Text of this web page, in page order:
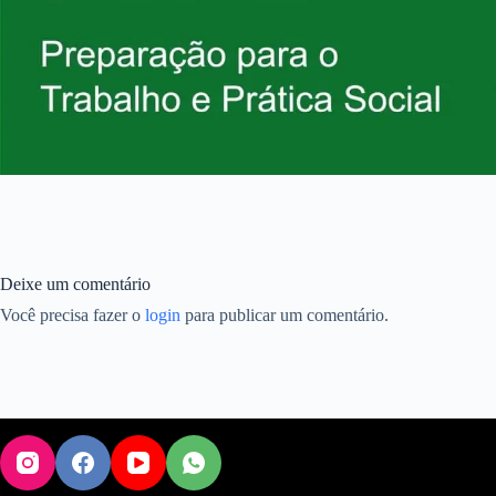
Deixe um comentário
Você precisa fazer o login para publicar um comentário.